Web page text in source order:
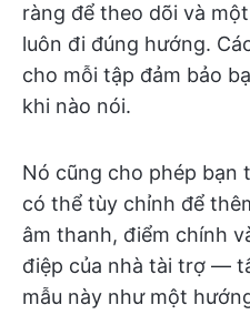
ràng để theo dõi và
luôn đi đúng hướng.
cho mỗi tập đảm bảo
khi nào nói.
Nó cũng cho phép bạn
có thể tùy chỉnh để
âm thanh, điểm chính
điệp của nhà tài trợ —
mẫu này như một